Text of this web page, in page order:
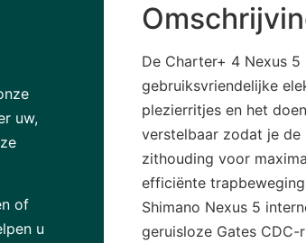
uw,
of
u
De Charter+ 4 Nexus
gebruiksvriendelijke
plezierritjes en het
verstelbaar zodat je
zithouding voor
efficiënte
Shimano Nexus 5
geruisloze Gates